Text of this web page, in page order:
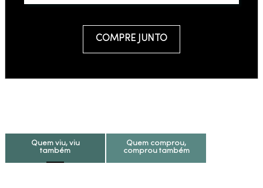
COMPRE JUNTO
Quem viu, viu
também
Quem comprou,
comprou também